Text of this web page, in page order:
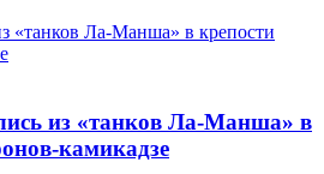
«танков Ла-Манша» в крепости
из «танков Ла-Манша» в
камикадзе